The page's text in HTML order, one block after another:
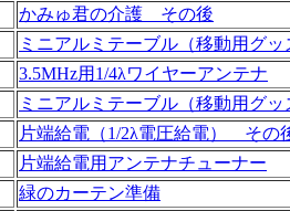
かみゅ君の介護 その後
ミニアルミテーブル（移動用グ
3.5MHz用1/4λワイヤーアンテナ
ミニアルミテーブル（移動用グッ
片端給電（1/2λ電圧給電） その
片端給電用アンテナチューナー
緑のカーテン準備